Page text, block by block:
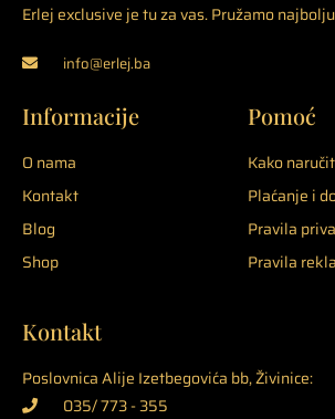
Erlej exclusive je tu za vas. Pružamo
info@erlej.ba
Informacije
O nama
Kontakt
Blog
Shop
Pomoć
Kako
Plaćanje i
Pravila
Pravila
Kontakt
Poslovnica Alije Izetbegovića bb, Živinice:
035/ 773 - 355